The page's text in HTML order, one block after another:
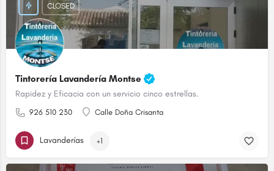
Tintorería Lavandería Montse
Rapidez y Eficacia con un servicio cinco estrellas.
926 510 230 Calle Doña Crisanta
CLOSED
Lavanderías +1